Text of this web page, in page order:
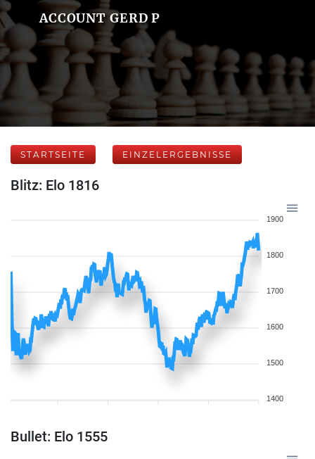
ACCOUNT GERD P
STARTSEITE EINZELERGEBNISSE
Blitz: Elo 1816
1900
1800
1700
1600
1500
1400
Bullet: Elo 1555